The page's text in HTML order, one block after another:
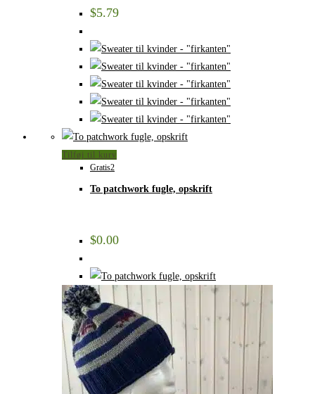
$5.79
Tilføj til kurv
Gratis2
To patchwork fugle, opskrift
$0.00